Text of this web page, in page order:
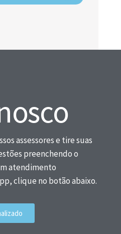
assessores e tire suas
preenchendo o
atendimento
clique no botão abaixo.